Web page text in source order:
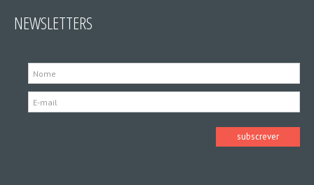
NEWSLETTERS